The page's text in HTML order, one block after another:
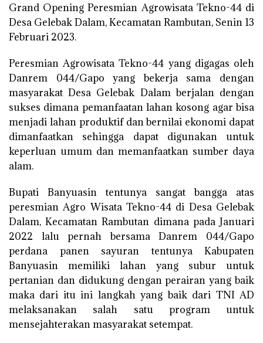
Grand Opening Peresmian Agrowisata Tekno-44 di
Desa Gelebak Dalam, Kecamatan Rambutan, Senin 13
Februari 2023.
Peresmian Agrowisata Tekno-44 yang digagas oleh
Danrem 044/Gapo yang bekerja sama dengan
masyarakat Desa Gelebak Dalam berjalan dengan
sukses dimana pemanfaatan lahan kosong agar bisa
menjadi lahan produktif dan bernilai ekonomi dapat
dimanfaatkan sehingga dapat digunakan untuk
keperluan umum dan memanfaatkan sumber daya
alam.
Bupati Banyuasin tentunya sangat bangga atas
peresmian Agro Wisata Tekno-44 di Desa Gelebak
Dalam, Kecamatan Rambutan dimana pada Januari
2022 lalu pernah bersama Danrem 044/Gapo
perdana panen sayuran tentunya Kabupaten
Banyuasin memiliki lahan yang subur untuk
pertanian dan didukung dengan perairan yang baik
maka dari itu ini langkah yang baik dari TNI AD
melaksanakan salah satu program untuk
mensejahterakan masyarakat setempat.